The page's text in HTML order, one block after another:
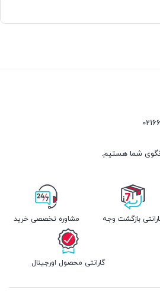
بازگشت وجه مشاوره تخصصی خرید
گارانتی محصول اورجینال